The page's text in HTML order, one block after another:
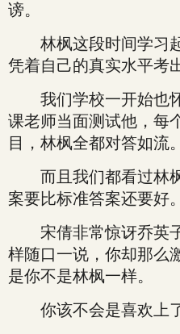
谤。
林枫这段时间学习起
凭着自己的真实水平考
我们学校一开始也怀
课老师当面测试他，每
目，林枫全都对答如流。
而且我们都看过林枫
案要比标准答案还要好。
宋倩非常惊讶乔英子
样随口一说，你却那么
是你不是林枫一样。
你该不会是喜欢上